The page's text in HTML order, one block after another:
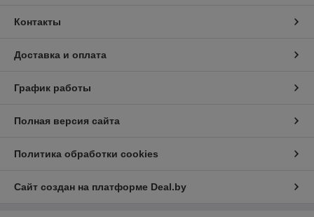
Контакты
Доставка и оплата
График работы
Полная версия сайта
Политика обработки cookies
Сайт создан на платформе Deal.by